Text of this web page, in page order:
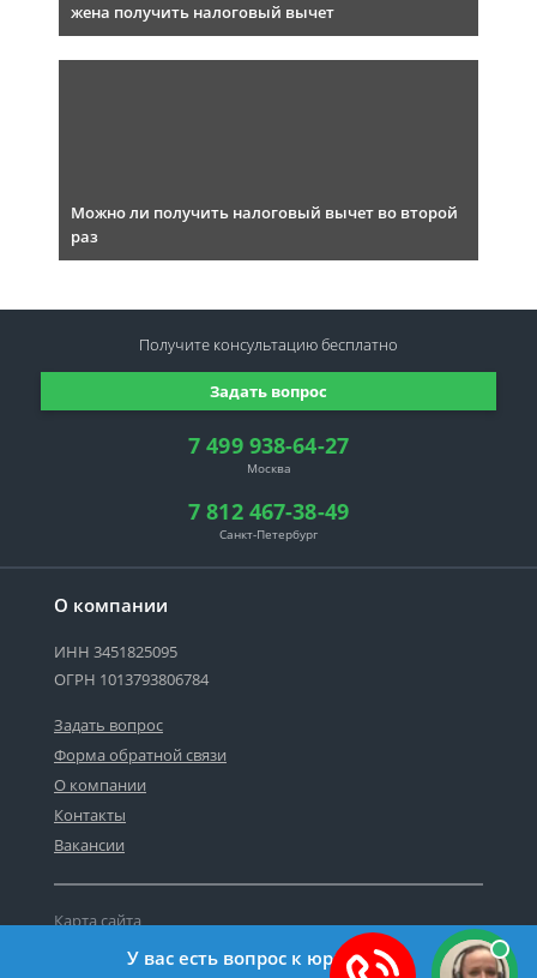
жена получить налоговый вычет
Можно ли получить налоговый вычет во второй
раз
О компании
ИНН 3451825095
ОГРН 1013793806784
Задать вопрос
Форма обратной связи
О компании
Контакты
Вакансии
Карта сайта
Политика персональных данных
7 499 938-64-27
Москва
7 812 467-38-49
Санкт-Петербург
Задать вопрос
Получите консультациюбесплатно
У вас есть вопрос к юристу?